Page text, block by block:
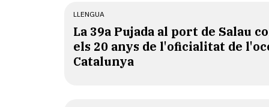
LLENGUA
​La 39a Pujada al port de Salau
els 20 anys de l'oficialitat de
Catalunya